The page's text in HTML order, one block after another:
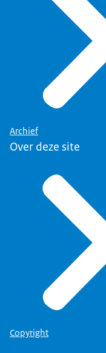
Archief
Over deze site
Copyright